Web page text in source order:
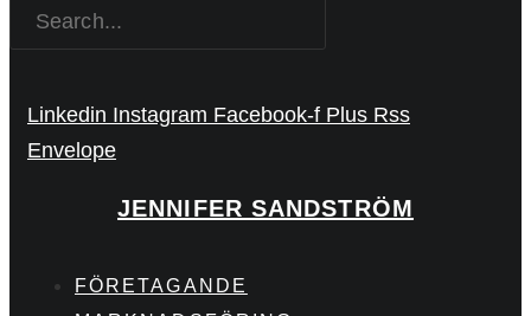
Linkedin Instagram Facebook-f Plus Rss
Envelope
JENNIFER SANDSTRÖM
FÖRETAGANDE